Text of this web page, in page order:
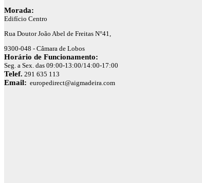
Morada:
Edifício Centro
Rua Doutor João Abel de Freitas N°41,
9300-048 - Câmara de Lobos
Horário de Funcionamento:
Seg. a Sex. das 09:00-13:00/14:00-17:00
Telef. 291 635 113
Email: europedirect@aigmadeira.com